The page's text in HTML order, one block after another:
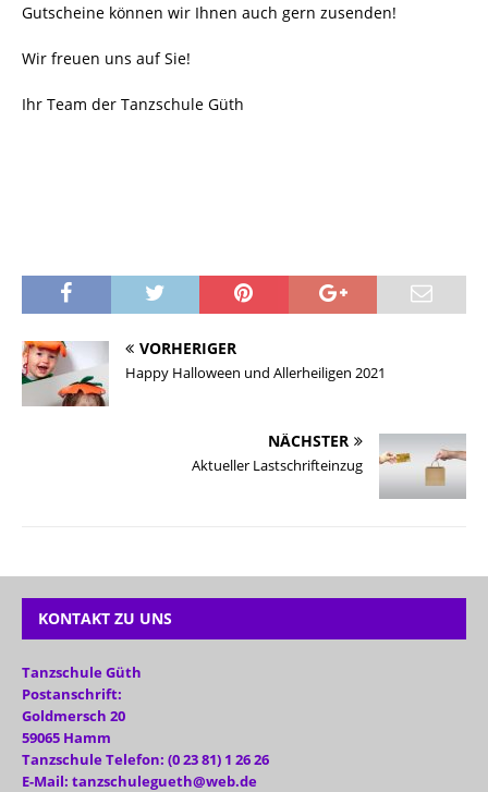
Gutscheine können wir Ihnen auch gern zusenden!
Wir freuen uns auf Sie!
Ihr Team der Tanzschule Güth
VORHERIGER
Happy Halloween und Allerheiligen 2021
NÄCHSTER
Aktueller Lastschrifteinzug
KONTAKT ZU UNS
Tanzschule Güth
Postanschrift:
Goldmersch 20
59065 Hamm
Tanzschule Telefon: (0 23 81) 1 26 26
E-Mail: tanzschulegueth@web.de